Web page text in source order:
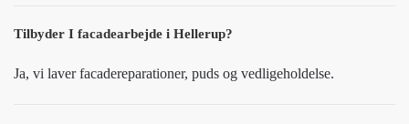
Tilbyder I facadearbejde i Hellerup?
Ja, vi laver facadereparationer, puds og vedligeholdelse.